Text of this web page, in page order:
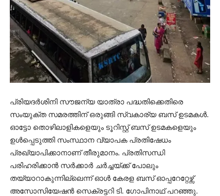
പ്രിയദർശിനി സൗജന്യ യാത്രാ പദ്ധതിക്കെതിരെ
സംയുക്ത സമരത്തിന് ഒരുങ്ങി സ്വകാര്യ ബസ് ഉടമകൾ.
ഓട്ടോ തൊഴിലാളികളെയും ടൂറിസ്റ്റ് ബസ് ഉടമകളെയും
ഉൾപ്പെടുത്തി സംസ്ഥാന വ്യാപക പ്രതിഷേധം
പ്രഖ്യാപിക്കാനാണ് തീരുമാനം. പ്രതിസന്ധി
പരിഹരിക്കാൻ സർക്കാർ ചർച്ചയ്ക്ക് പോലും
തയ്യാറാകുന്നില്ലെന്ന് ഓൾ കേരള ബസ് ഓപ്പറേറ്റേഴ്സ്
അസോസിയേഷൻ സെക്രട്ടറി ടി. ഗോപിനാഥ് പറഞ്ഞു.